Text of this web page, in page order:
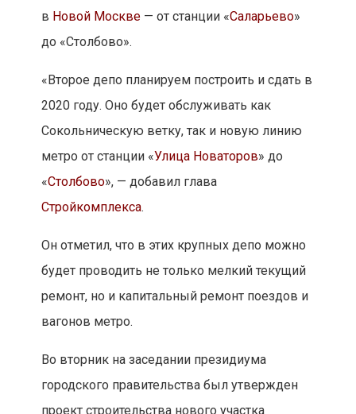
в Новой Москве— от станции «Саларьево»
до «Столбово».
«Второе депо планируем построить и сдать в
2020 году. Оно будет обслуживать как
Сокольническую ветку, так и новую линию
метро от станции «Улица Новаторов» до
«Столбово», — добавил глава
Стройкомплекса.
Он отметил, что в этих крупных депо можно
будет проводить не только мелкий текущий
ремонт, но и капитальный ремонт поездов и
вагонов метро.
Во вторник на заседании президиума
городского правительства был утвержден
проект строительства нового участка